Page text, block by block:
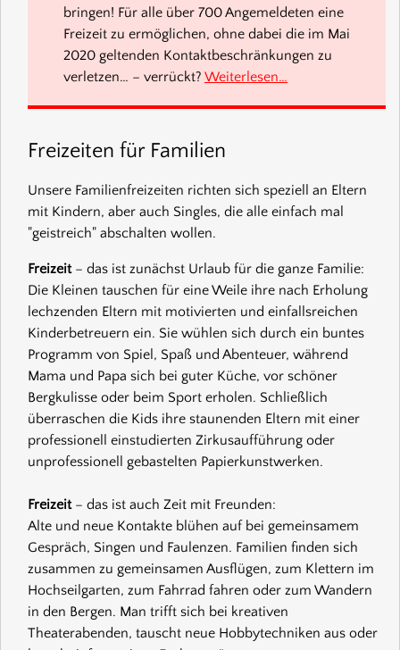
bringen! Für alle über 700 Angemeldeten eine
Freizeit zu ermöglichen, ohne dabei die im Mai
2020 geltenden Kontaktbeschränkungen zu
verletzen… – verrückt? Weiterlesen…
Freizeiten für Familien
Unsere Familienfreizeiten richten sich speziell an Eltern
mit Kindern, aber auch Singles, die alle einfach mal
"geistreich" abschalten wollen.
Freizeit – das ist zunächst Urlaub für die ganze Familie:
Die Kleinen tauschen für eine Weile ihre nach Erholung
lechzenden Eltern mit motivierten und einfallsreichen
Kinderbetreuern ein. Sie wühlen sich durch ein buntes
Programm von Spiel, Spaß und Abenteuer, während
Mama und Papa sich bei guter Küche, vor schöner
Bergkulisse oder beim Sport erholen. Schließlich
überraschen die Kids ihre staunenden Eltern mit einer
professionell einstudierten Zirkusaufführung oder
unprofessionell gebastelten Papierkunstwerken.
Freizeit – das ist auch Zeit mit Freunden:
Alte und neue Kontakte blühen auf bei gemeinsamem
Gespräch, Singen und Faulenzen. Familien finden sich
zusammen zu gemeinsamen Ausflügen, zum Klettern im
Hochseilgarten, zum Fahrrad fahren oder zum Wandern
in den Bergen. Man trifft sich bei kreativen
Theaterabenden, tauscht neue Hobbytechniken aus oder